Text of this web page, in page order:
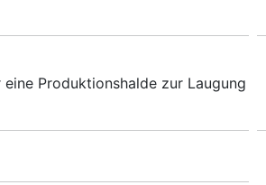
Produktionshalde zur Laugung